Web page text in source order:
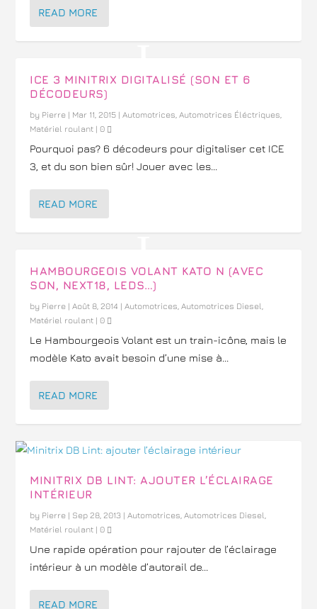
READ MORE
ICE 3 MINITRIX DIGITALISÉ (SON ET 6
DÉCODEURS)
by Pierre | Mar 11, 2015 |Automotrices,Automotrices Éléctriques,
Matériel roulant |0
Pourquoi pas? 6 décodeurs pour digitaliser cet ICE
3, et du son bien sûr! Jouer avec les...
READ MORE
HAMBOURGEOIS VOLANT KATO N (AVEC
SON, NEXT18, LEDS…)
by Pierre |Août 8, 2014 |Automotrices,Automotrices Diesel,
Matériel roulant |0
Le Hambourgeois Volant est un train-icône, mais le
modèle Kato avait besoin d’une mise à...
READ MORE
MINITRIX DB LINT: AJOUTER L’ÉCLAIRAGE
INTÉRIEUR
by Pierre | Sep 28, 2013 |Automotrices,Automotrices Diesel,
Matériel roulant |0
Une rapide opération pour rajouter de l’éclairage
intérieur à un modèle d’autorail de...
READ MORE